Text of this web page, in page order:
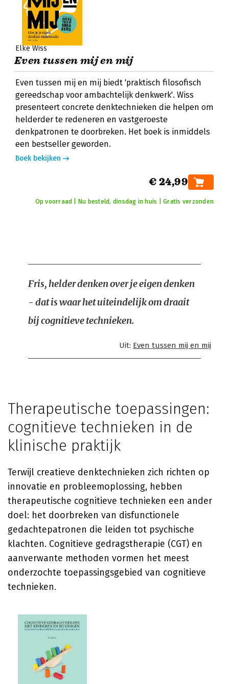
Elke Wiss
Even tussen mij en mij
Even tussen mij en mij biedt 'praktisch filosofisch
gereedschap voor ambachtelijk denkwerk'. Wiss
presenteert concrete denktechnieken die helpen om
helderder te redeneren en vastgeroeste
denkpatronen te doorbreken. Het boek is inmiddels
een bestseller geworden.
Boek bekijken
€ 24,99
Op voorraad | Nu besteld, dinsdag in huis | Gratis verzonden
Fris, helder denken over je eigen denken
- dat is waar het uiteindelijk om draait
bij cognitieve technieken.
Uit: Even tussen mij en mij
Therapeutische toepassingen:
cognitieve technieken in de
klinische praktijk
Terwijl creatieve denktechnieken zich richten op
innovatie en probleemoplossing, hebben
therapeutische cognitieve technieken een ander
doel: het doorbreken van disfunctionele
gedachtepatronen die leiden tot psychische
klachten. Cognitieve gedragstherapie (CGT) en
aanverwante methoden vormen het meest
onderzochte toepassingsgebied van cognitieve
technieken.